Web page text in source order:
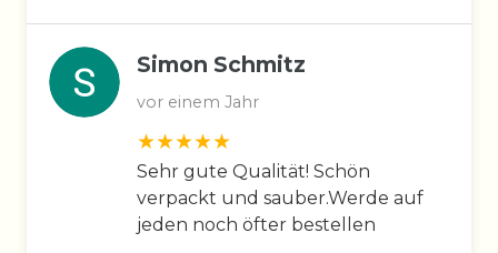
Simon Schmitz
vor einem Jahr
Sehr gute Qualität! Schön
verpackt und sauber.Werde auf
jeden noch öfter bestellen